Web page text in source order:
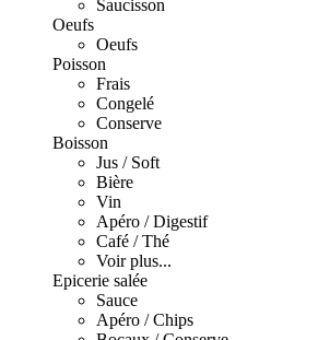
Saucisson
Oeufs
Oeufs
Poisson
Frais
Congelé
Conserve
Boisson
Jus / Soft
Bière
Vin
Apéro / Digestif
Café / Thé
Voir plus...
Epicerie salée
Sauce
Apéro / Chips